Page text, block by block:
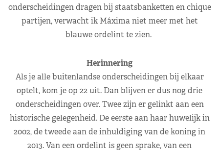
onderscheidingen dragen bij staatsbanketten en chique
partijen, verwacht ik Máxima niet meer met het
blauwe ordelint te zien.
Herinnering
Als je alle buitenlandse onderscheidingen bij elkaar
optelt, kom je op 22 uit. Dan blijven er dus nog drie
onderscheidingen over. Twee zijn er gelinkt aan een
historische gelegenheid. De eerste aan haar huwelijk in
2002, de tweede aan de inhuldiging van de koning in
2013. Van een ordelint is geen sprake, van een